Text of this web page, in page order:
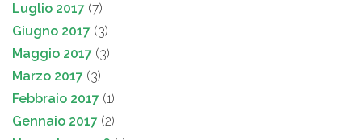
Luglio 2017 (7)
Giugno 2017 (3)
Maggio 2017 (3)
Marzo 2017 (3)
Febbraio 2017 (1)
Gennaio 2017 (2)